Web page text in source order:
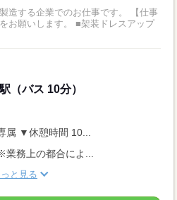
る企業でのお仕事です。 【仕事
。 ■架装ドレスアップ
（バス 10分）
属 ▼休憩時間 10...
業務上の都合によ...
っと見る